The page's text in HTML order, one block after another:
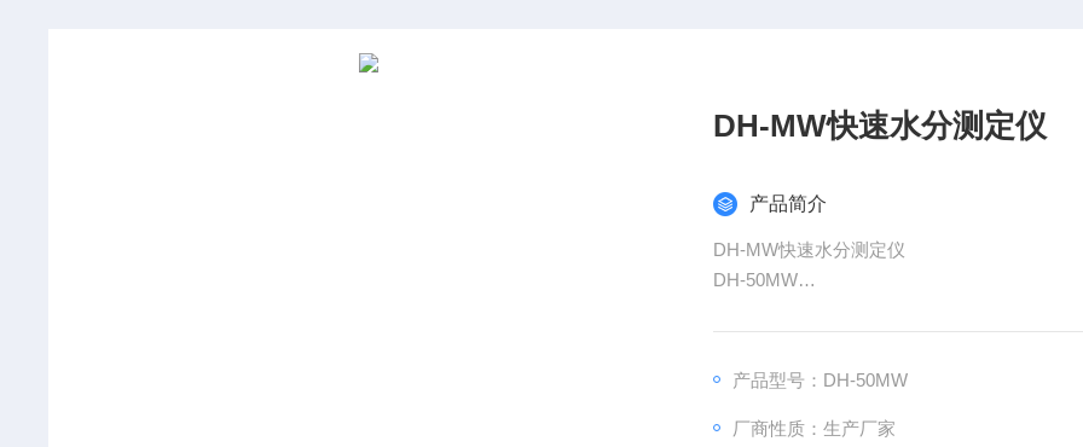
DH-MW快速水分测定仪
产品简介
DH-MW快速水分测定仪
DH-50MW
产品型号：DH-50MW
厂商性质：生产厂家